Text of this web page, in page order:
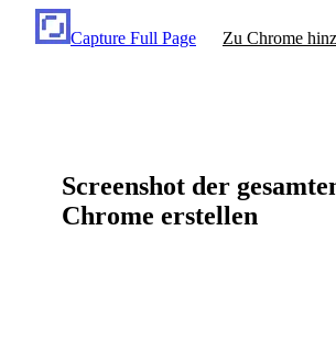
Capture Full Page Zu Chrome
Screenshot der
Chrome erstellen